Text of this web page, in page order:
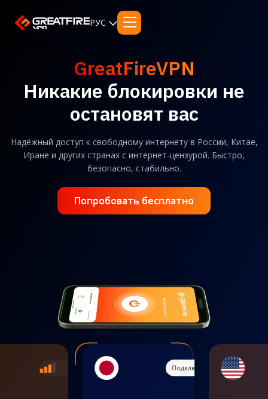
РУС
GreatFireVPN
Никакие блокировки не
остановят вас
Надёжный доступ к свободному интернету в России, Китае,
Иране и других странах с интернет-цензурой. Быстро,
безопасно, стабильно.
Попробовать бесплатно
Попробовать бесплатно
Подключиться